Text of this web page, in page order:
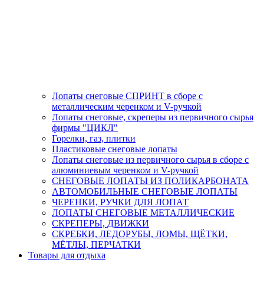
Лопаты снеговые СПРИНТ в сборе с
металлическим черенком и V-ручкой
Лопаты снеговые, скреперы из первичного сырья
фирмы "ЦИКЛ"
Горелки, газ, плитки
Пластиковые снеговые лопаты
Лопаты снеговые из первичного сырья в сборе с
алюминиевым черенком и V-ручкой
СНЕГОВЫЕ ЛОПАТЫ ИЗ ПОЛИКАРБОНАТА
АВТОМОБИЛЬНЫЕ СНЕГОВЫЕ ЛОПАТЫ
ЧЕРЕНКИ, РУЧКИ ДЛЯ ЛОПАТ
ЛОПАТЫ СНЕГОВЫЕ МЕТАЛЛИЧЕСКИЕ
СКРЕПЕРЫ, ДВИЖКИ
СКРЕБКИ, ЛЕДОРУБЫ, ЛОМЫ, ЩЁТКИ,
МЁТЛЫ, ПЕРЧАТКИ
Товары для отдыха